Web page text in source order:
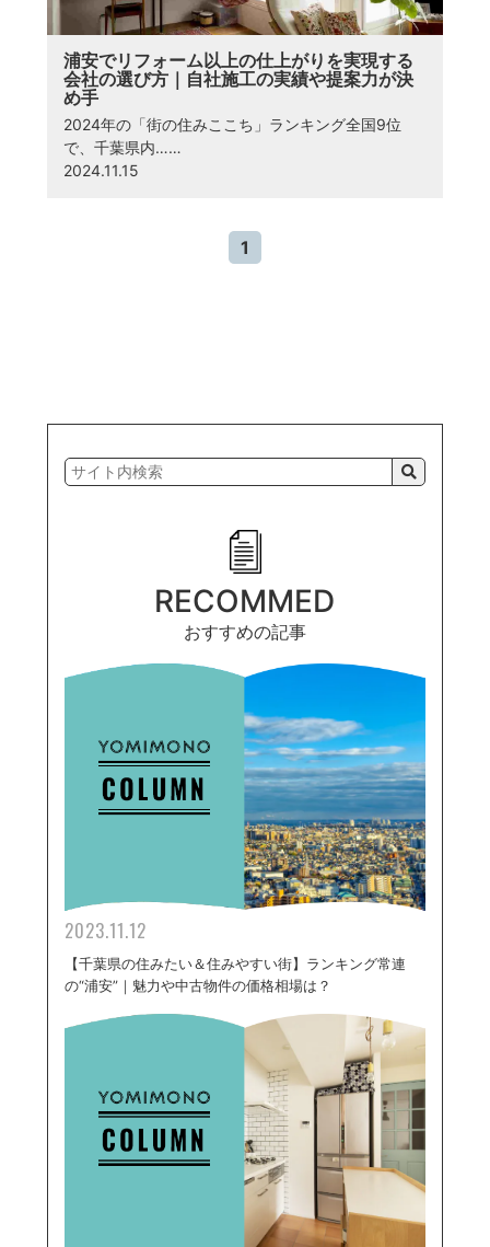
浦安でリフォーム以上の仕上がりを実現する
会社の選び方｜自社施工の実績や提案力が決
め手
2024年の「街の住みここち」ランキング全国9位
で、千葉県内……
2024.11.15
1
RECOMMED
おすすめの記事
2023.11.12
【千葉県の住みたい＆住みやすい街】ランキング常連
の“浦安”｜魅力や中古物件の価格相場は？